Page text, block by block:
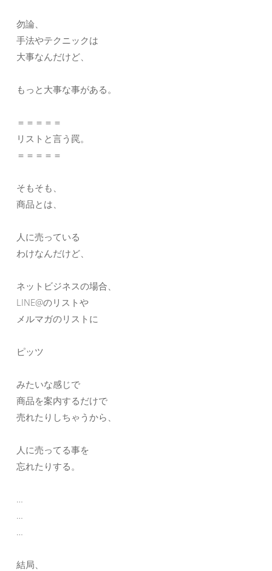
勿論、
手法やテクニックは
大事なんだけど、
もっと大事な事がある。
＝＝＝＝＝
リストと言う罠。
＝＝＝＝＝
そもそも、
商品とは、
人に売っている
わけなんだけど、
ネットビジネスの場合、
LINE@のリストや
メルマガのリストに
ピッツ
みたいな感じで
商品を案内するだけで
売れたりしちゃうから、
人に売ってる事を
忘れたりする。
…
…
…
結局、